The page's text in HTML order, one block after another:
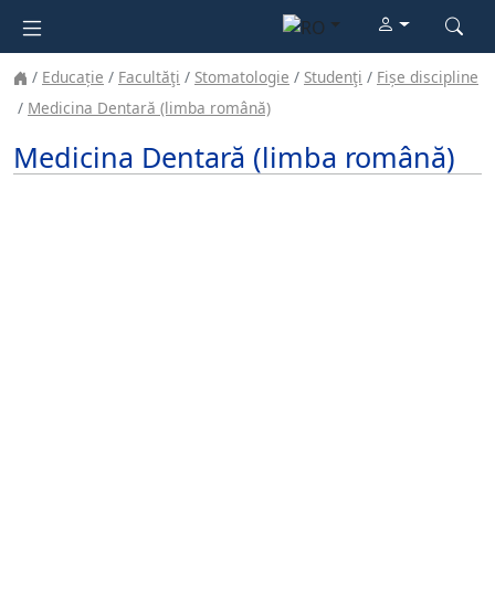
Educație Facultăţi Stomatologie Studenţi
Fișe discipline
Medicina Dentară (limba română)
Medicina Dentară (limba română)